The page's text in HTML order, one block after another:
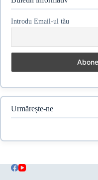
Introdu Email-ul tău
Urmărește-ne